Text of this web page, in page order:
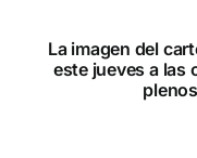
La imagen del
este jueves a las